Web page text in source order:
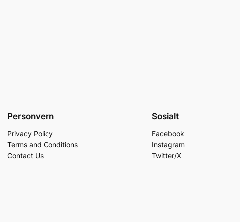
Personvern
Privacy Policy
Terms and Conditions
Contact Us
Sosialt
Facebook
Instagram
Twitter/X